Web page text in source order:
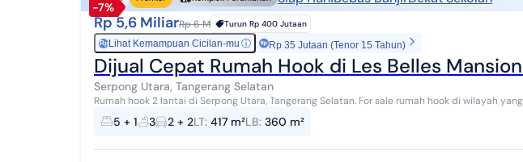
-7%
Rp 5,6 MiliarRp 6 M Turun Rp 400 Jutaan
RpLihat Kemampuan Cicilan-mu ⓘ Rp 35 Jutaan (Tenor 15 Tahun)
Dijual Cepat Rumah Hook di Les Belles Mansion
Serpong Utara, Tangerang Selatan
Rumah hook 2 lantai di Serpong Utara, Tangerang Selatan. For sale rumah hook di wilayah yang asri dengan
pemandangan perkotaan. Properti 2 lantai ...
5 + 1 3 2 + 2LT: 417 m²LB: 360 m²